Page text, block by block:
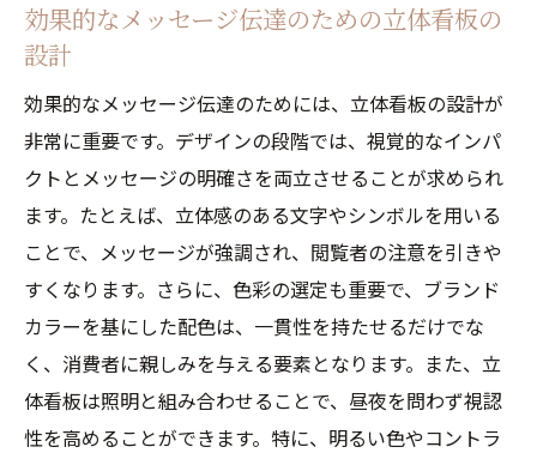
効果的なメッセージ伝達のための立体看板の
設計
効果的なメッセージ伝達のためには、立体看板の設計が
非常に重要です。デザインの段階では、視覚的なインパ
クトとメッセージの明確さを両立させることが求められ
ます。たとえば、立体感のある文字やシンボルを用いる
ことで、メッセージが強調され、閲覧者の注意を引きや
すくなります。さらに、色彩の選定も重要で、ブランド
カラーを基にした配色は、一貫性を持たせるだけでな
く、消費者に親しみを与える要素となります。また、立
体看板は照明と組み合わせることで、昼夜を問わず視認
性を高めることができます。特に、明るい色やコントラ